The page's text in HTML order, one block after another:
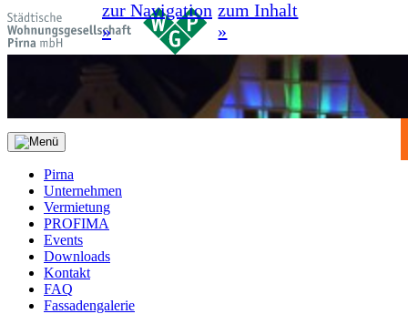
zur Navigation
»
zum Inhalt
»
Pirna
Unternehmen
Vermietung
PROFIMA
Events
Downloads
Kontakt
FAQ
Fassadengalerie